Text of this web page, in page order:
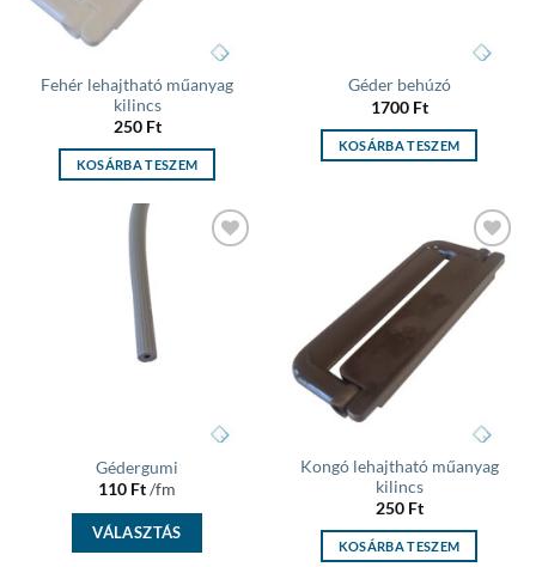
Fehér lehajtható műanyag
kilincs
250 Ft
KOSÁRBA TESZEM
Géder behúzó
1700 Ft
KOSÁRBA TESZEM
Gédergumi
110 Ft/fm
VÁLASZTÁS
Add to
wishlist
Kongó lehajtható műanyag
kilincs
250 Ft
KOSÁRBA TESZEM